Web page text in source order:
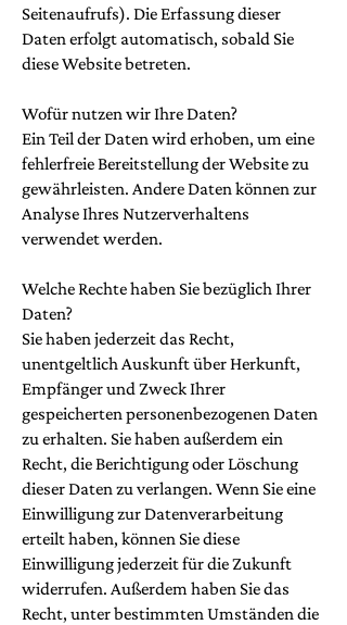
Seitenaufrufs). Die Erfassung dieser
Daten erfolgt automatisch, sobald Sie
diese Website betreten.
Wofür nutzen wir Ihre Daten?
Ein Teil der Daten wird erhoben, um eine
fehlerfreie Bereitstellung der Website zu
gewährleisten. Andere Daten können zur
Analyse Ihres Nutzerverhaltens
verwendet werden.
Welche Rechte haben Sie bezüglich Ihrer
Daten?
Sie haben jederzeit das Recht,
unentgeltlich Auskunft über Herkunft,
Empfänger und Zweck Ihrer
gespeicherten personenbezogenen Daten
zu erhalten. Sie haben außerdem ein
Recht, die Berichtigung oder Löschung
dieser Daten zu verlangen. Wenn Sie eine
Einwilligung zur Datenverarbeitung
erteilt haben, können Sie diese
Einwilligung jederzeit für die Zukunft
widerrufen. Außerdem haben Sie das
Recht, unter bestimmten Umständen die